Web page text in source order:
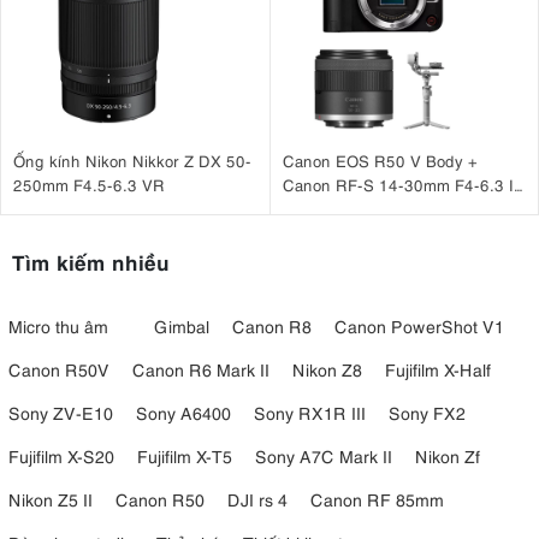
cảnh chi tiết, cho dù bạn đang chụp hoa, côn trùng hay kết cấu
phức tạp.
3.4. Ổn định hình ảnh quang học lên đến 5 điểm dừng
Ống kính Nikon Nikkor Z DX 50-
250mm F4.5-6.3 VR
Canon EOS R50 V Body +
Canon RF-S 14-30mm F4-6.3 IS
Tìm kiếm nhiều
Micro thu âm Gimbal Canon R8
Canon PowerShot V1
Canon R50V
Canon R6 Mark II Nikon Z8
Fujifilm X-Half
Sony ZV-E10
Sony A6400 Sony RX1R III
Sony FX2
Fujifilm X-S20
Fujifilm X-T5 Sony A7C Mark II
Nikon Zf
Nikon Z5 II
Canon R50 DJI rs 4
Canon RF 85mm